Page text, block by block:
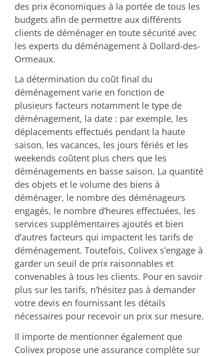
des prix économiques à la portée de tous les
budgets afin de permettre aux différents
clients de déménager en toute sécurité avec
les experts du déménagement à Dollard-des-
Ormeaux.
La détermination du coût final du
déménagement varie en fonction de
plusieurs facteurs notamment le type de
déménagement, la date : par exemple, les
déplacements effectués pendant la haute
saison, les vacances, les jours fériés et les
weekends coûtent plus chers que les
déménagements en basse saison. La quantité
des objets et le volume des biens à
déménager, le nombre des déménageurs
engagés, le nombre d’heures effectuées, les
services supplémentaires ajoutés et bien
d’autres facteurs qui impactent les tarifs de
déménagement. Toutefois, Colivex s’engage à
garder un seuil de prix raisonnables et
convenables à tous les clients. Pour en savoir
plus sur les tarifs, n’hésitez pas à demander
votre devis en fournissant les détails
nécessaires pour recevoir un prix sur mesure.
Il importe de mentionner également que
Colivex propose une assurance complète sur